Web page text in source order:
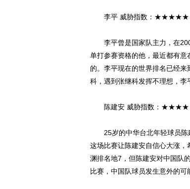
李平 威胁指数：★★★★★
李平曾是国家队主力，在
单打参赛资格的他，最近都有
的。李平现在的世界排名已经
科，遇到张继科发挥不理想，李
陈建安 威胁指数：★★★★
25岁的中华台北年轻球员陈
这场比赛让陈建安自信心大涨
渊排名地7，但陈建安对中国队
比赛，中国队球员发生意外的可